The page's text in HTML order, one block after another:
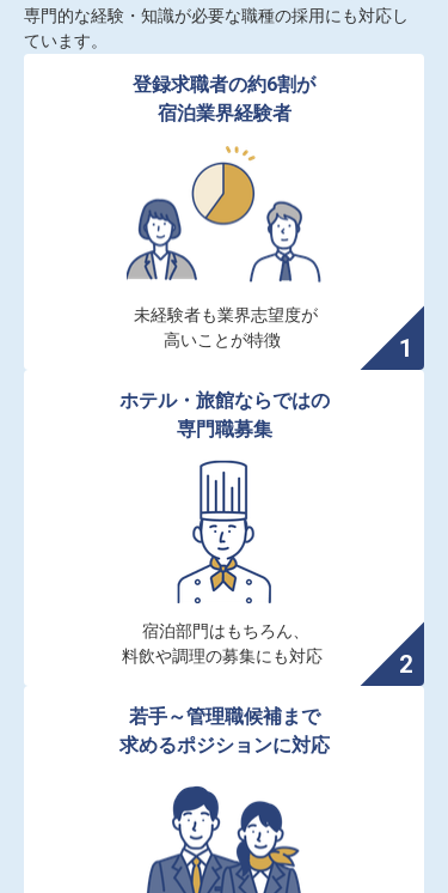
専門的な経験・知識が必要な職種の採用にも対応し
ています。
登録求職者の約6割が
宿泊業界経験者
未経験者も業界志望度が
高いことが特徴
ホテル・旅館ならではの
専門職募集
宿泊部門はもちろん、
料飲や調理の募集にも対応
若手～管理職候補まで
求めるポジションに対応